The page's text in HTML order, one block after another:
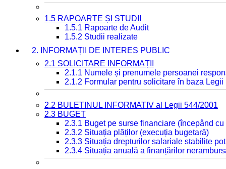
1.5 RAPOARTE ȘI STUDII
1.5.1 Rapoarte de Audit
1.5.2 Studii realizate
2. INFORMAȚII DE INTERES PUBLIC
2.1 SOLICITARE INFORMAȚII
2.1.1 Numele și prenumele persoanei
2.1.2 Formular pentru solicitare în baza Legii
2.2 BULETINUL INFORMATIV al Legii 544/2001
2.3 BUGET
2.3.1 Buget pe surse financiare (începând
2.3.2 Situația plăților (execuția bugetară)
2.3.3 Situația drepturilor salariale stabilite
2.3.4 Situația anuală a finanțărilor